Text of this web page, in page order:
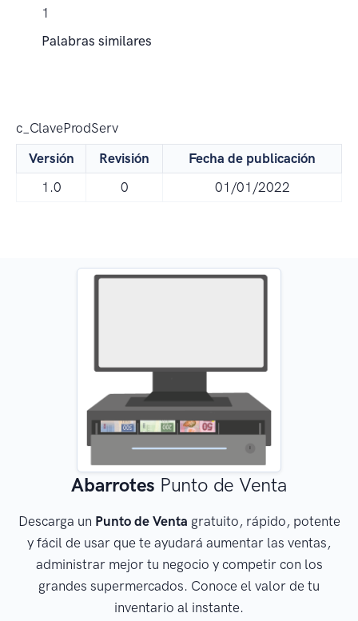
1
Palabras similares
c_ClaveProdServ
Versión
Revisión
Fecha de publicación
1.0
0 01/01/2022
Abarrotes Punto de Venta
Descarga un Punto de Venta gratuito, rápido, potente
y fácil de usar que te ayudará aumentar las ventas,
administrar mejor tu negocio y competir con los
grandes supermercados. Conoce el valor de tu
inventario al instante.